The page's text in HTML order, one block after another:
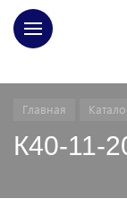
Главная
К40-11-